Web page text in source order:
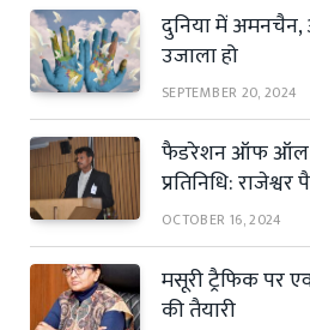
दुनिया में अमनचैन,
उजाला हो
SEPTEMBER 20, 2024
फैडरेशन ऑफ ऑल
प्रतिनिधि: राजेश्वर
OCTOBER 16, 2024
मसूरी ट्रैफिक पर
की तैयारी